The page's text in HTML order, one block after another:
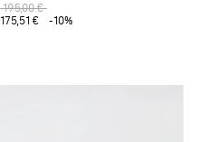
195,00 €
175,51 €
-10%